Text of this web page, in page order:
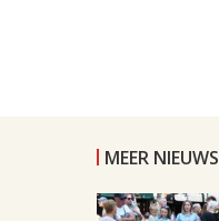
MEER NIEUWS